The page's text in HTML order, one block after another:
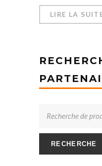
LIRE LA
RECHERCHE